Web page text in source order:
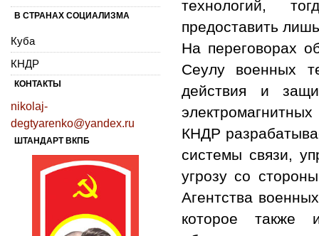
технологий,
предоставить
На переговорах
Сеулу военных
действия и
КНДР
системы связи,
угрозу со
Агентства
которое также
В СТРАНАХ СОЦИАЛИЗМА
Куба
КНДР
КОНТАКТЫ
nikolaj-
degtyarenko@yandex.ru
ШТАНДАРТ ВКПБ